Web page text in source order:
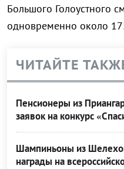
Большого Голоустного
одновременно около
ЧИТАЙТЕ
Пенсионеры из
заявок на конкурс
Шампиньоны из
награды на